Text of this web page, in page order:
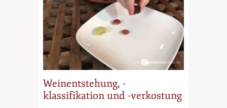
Weinentstehung, -
klassifikation und -verkostung